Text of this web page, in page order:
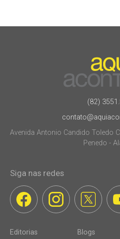
(82)
Avenida Antonio Candido Toledo
Penedo -
Siga nas redes
Editorias Blogs